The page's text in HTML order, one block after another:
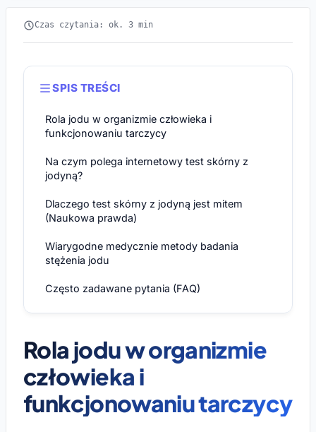
Czas czytania: ok. 3 min
SPIS TREŚCI
Rola jodu w organizmie człowieka i
funkcjonowaniu tarczycy
Na czym polega internetowy test skórny z
jodyną?
Dlaczego test skórny z jodyną jest mitem
(Naukowa prawda)
Wiarygodne medycznie metody badania
stężenia jodu
Często zadawane pytania (FAQ)
Rola jodu w organizmie
człowieka i
funkcjonowaniu tarczycy